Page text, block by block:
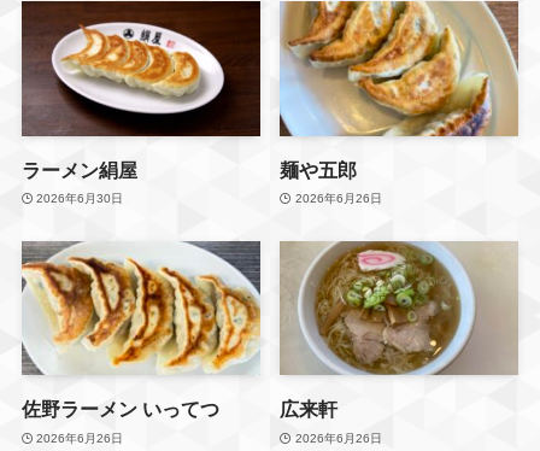
📍佐野市周辺
子連れでどこ行く？に迷っ
たら
フォローして
次のおでかけ候補に🌿
佐野おでかけMAP配信中！
過去の行く前メモは
プロフィールリンクからど
うぞ🔗
#しまだやラーメン
#佐野ラーメン
ラーメン絹屋
2026年6月30日
麺や五郎
2026年6月26日
佐野ラーメン いってつ
2026年6月26日
広来軒
2026年6月26日